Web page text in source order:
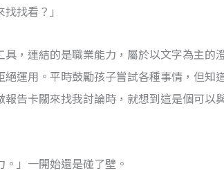
找找看？」
，連結的是職業能力，屬於以文字為主
運用。平時鼓勵孩子嘗試各種事情，但
告卡關來找我討論時，就想到這是個可
」一開始還是碰了壁。